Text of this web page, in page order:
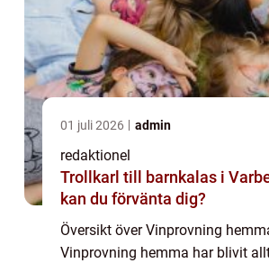
01 juli 2026 admin
redaktionel
Trollkarl till barnkalas i
kan du förvänta dig?
Översikt över Vinprovning
Vinprovning hemma har blivit